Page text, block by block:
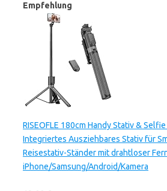
Empfehlung
RISEOFLE 180cm Handy Stativ &
Integriertes Ausziehbares Stativ für
Reisestativ-Ständer mit drahtloser
iPhone/Samsung/Android/Kamera